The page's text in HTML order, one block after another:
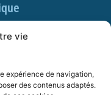
vie
expérience de navigation,
des contenus adaptés.
des TMS
OFSP